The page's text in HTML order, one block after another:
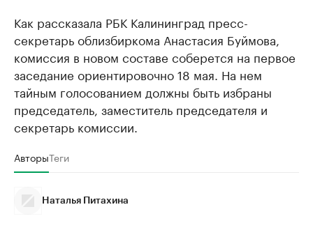
Как рассказала РБК Калининград пресс-
секретарь облизбиркома Анастасия Буймова,
комиссия в новом составе соберется на первое
заседание ориентировочно 18 мая. На нем
тайным голосованием должны быть избраны
председатель, заместитель председателя и
секретарь комиссии.
АвторыТеги
Наталья Питахина